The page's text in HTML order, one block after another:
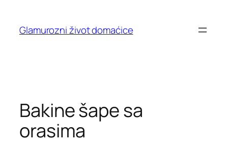
content
Glamurozni život domaćice
Bakine šape sa
orasima